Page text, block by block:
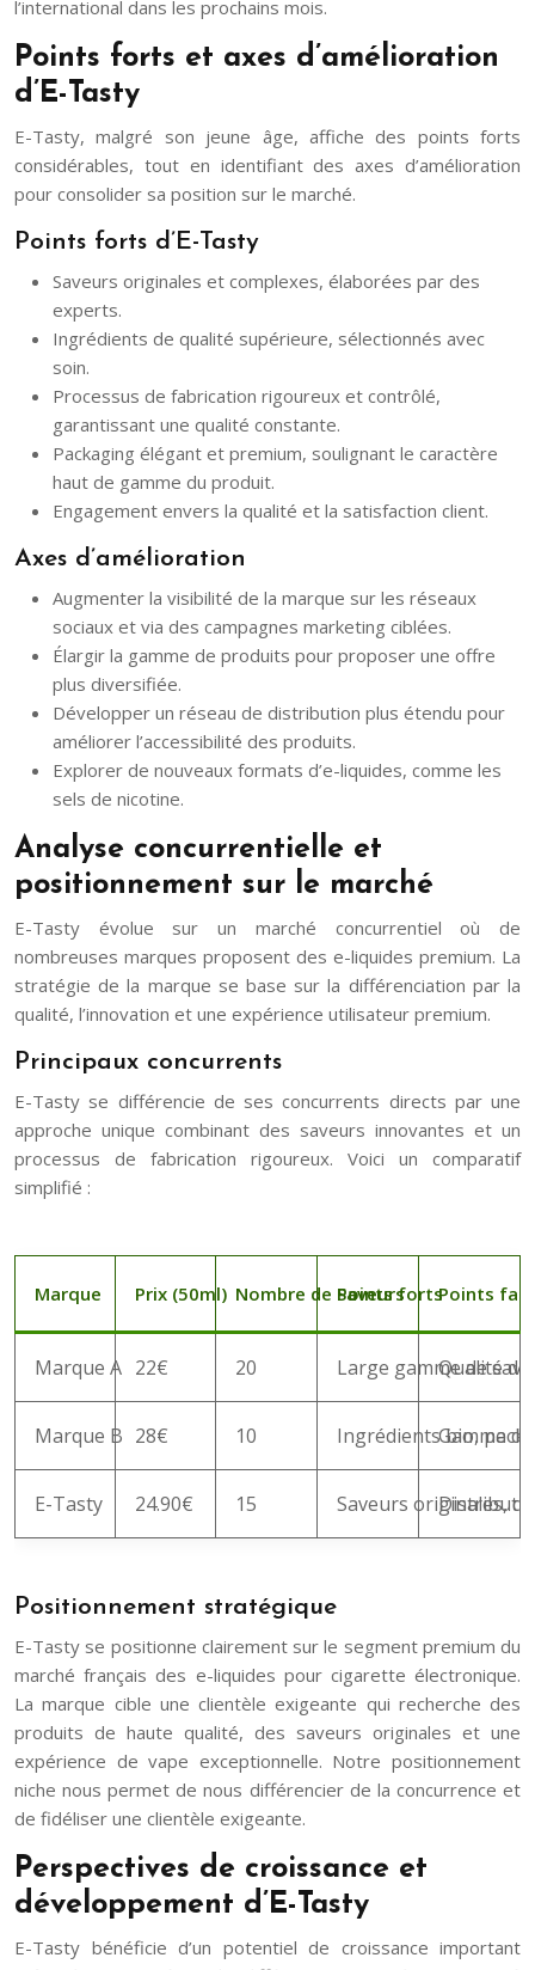
l’international dans les prochains mois.
Points forts et axes d’amélioration
d’E-Tasty
E-Tasty, malgré son jeune âge, affiche des points forts
considérables, tout en identifiant des axes d’amélioration
pour consolider sa position sur le marché.
Points forts d’E-Tasty
Saveurs originales et complexes, élaborées par des
experts.
Ingrédients de qualité supérieure, sélectionnés avec
soin.
Processus de fabrication rigoureux et contrôlé,
garantissant une qualité constante.
Packaging élégant et premium, soulignant le caractère
haut de gamme du produit.
Engagement envers la qualité et la satisfaction client.
Axes d’amélioration
Augmenter la visibilité de la marque sur les réseaux
sociaux et via des campagnes marketing ciblées.
Élargir la gamme de produits pour proposer une offre
plus diversifiée.
Développer un réseau de distribution plus étendu pour
améliorer l’accessibilité des produits.
Explorer de nouveaux formats d’e-liquides, comme les
sels de nicotine.
Analyse concurrentielle et
positionnement sur le marché
E-Tasty évolue sur un marché concurrentiel où de
nombreuses marques proposent des e-liquides premium. La
stratégie de la marque se base sur la différenciation par la
qualité, l’innovation et une expérience utilisateur premium.
Principaux concurrents
E-Tasty se différencie de ses concurrents directs par une
approche unique combinant des saveurs innovantes et un
processus de fabrication rigoureux. Voici un comparatif
simplifié :
Marque Prix (50ml) Nombre de Saveurs
Points fortsPoints
Marque A 22€ 20 Large gamme de
Qualité
Marque B 28€ 10 Ingrédients bio,
Gamme
E-Tasty 24.90€ 15 Saveurs originales,
Positionnement stratégique
E-Tasty se positionne clairement sur le segment premium du
marché français des e-liquides pour cigarette électronique.
La marque cible une clientèle exigeante qui recherche des
produits de haute qualité, des saveurs originales et une
expérience de vape exceptionnelle. Notre positionnement
niche nous permet de nous différencier de la concurrence et
de fidéliser une clientèle exigeante.
Perspectives de croissance et
développement d’E-Tasty
E-Tasty bénéficie d’un potentiel de croissance important